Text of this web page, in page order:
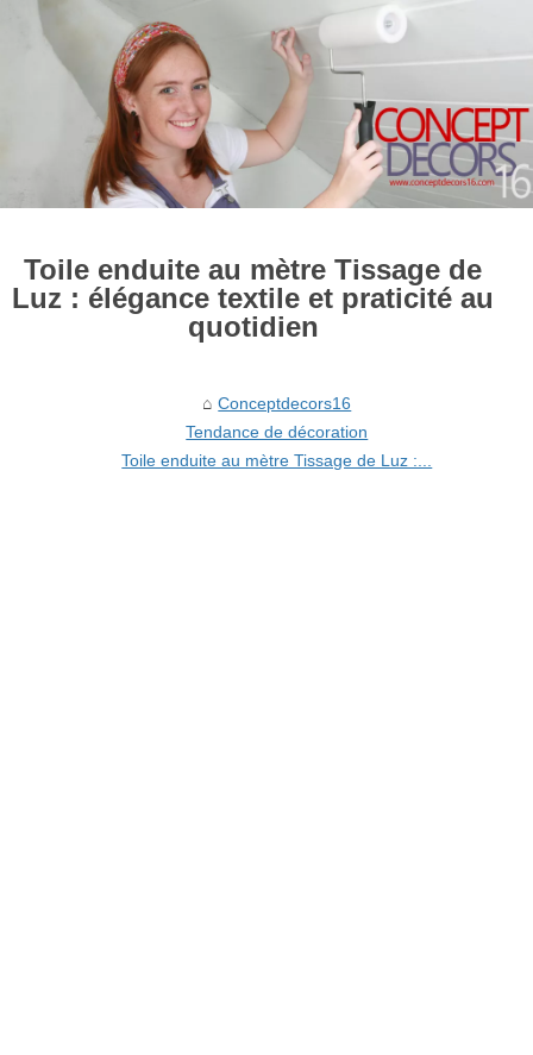
Toile enduite au mètre Tissage de
Luz : élégance textile et praticité au
quotidien
Conceptdecors16
Tendance de décoration
Toile enduite au mètre Tissage de Luz :...